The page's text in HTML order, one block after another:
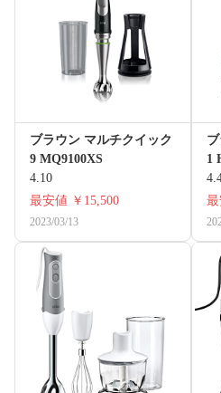
ブラウン マルチクイック
9 MQ9100XS
4.10
最安値 ￥15,500
2023/03/13
1